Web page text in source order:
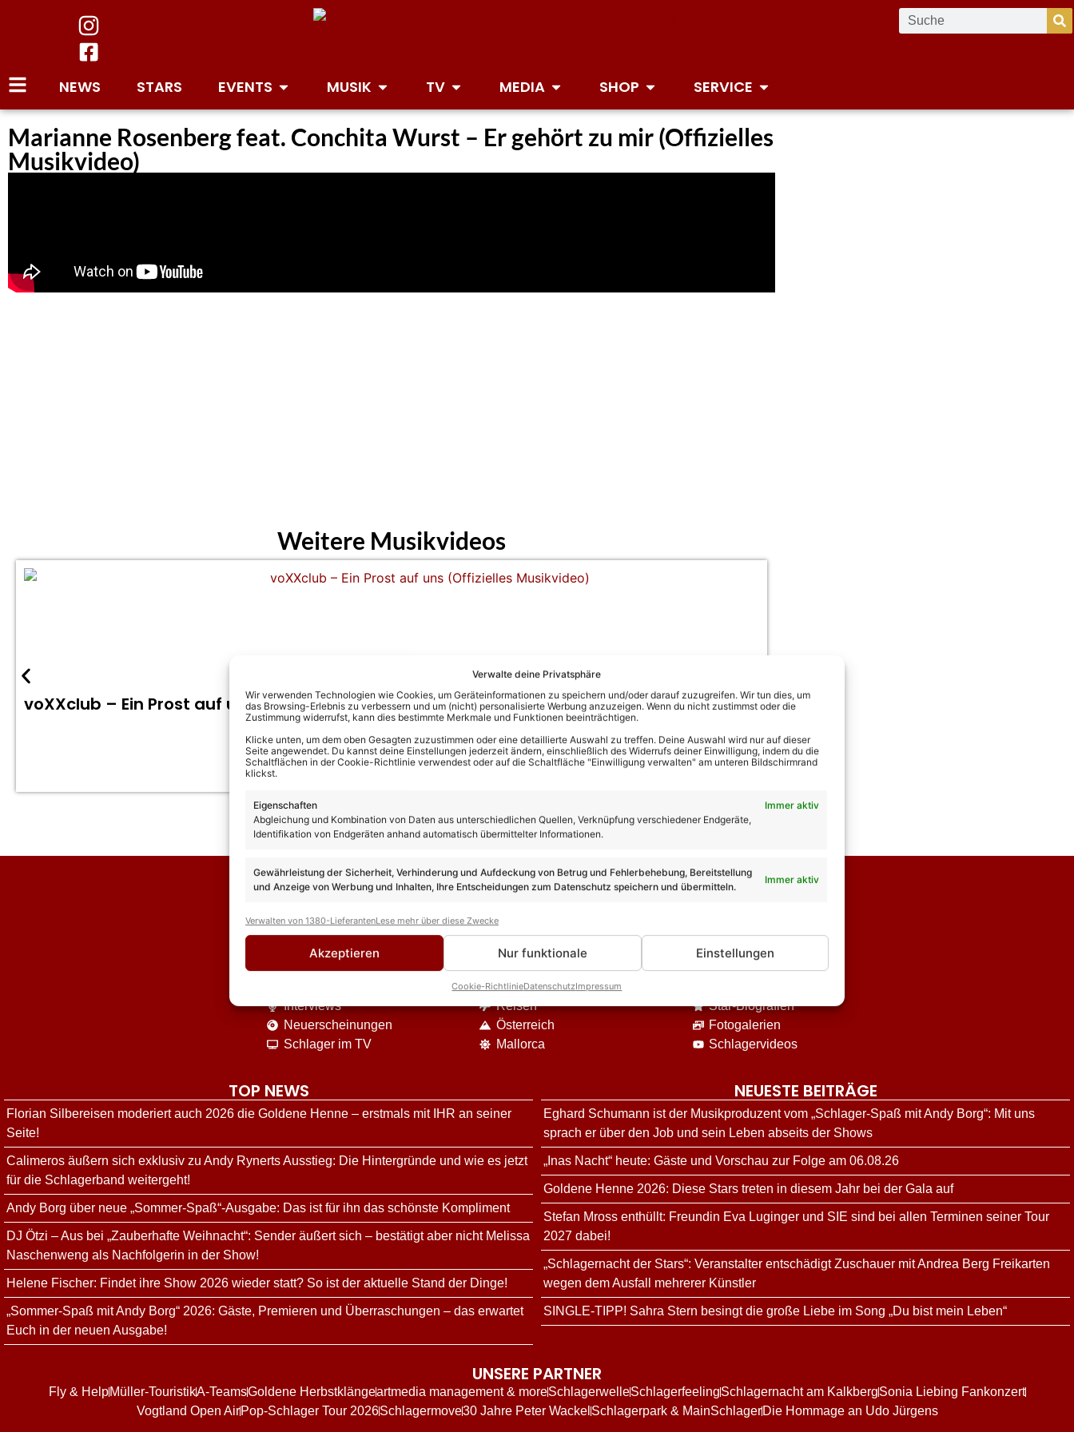
Verwalte deine Privatsphäre
Wir verwenden Technologien wie Cookies, um Geräteinformationen zu speichern und/oder darauf zuzugreifen. Wir tun dies, um
das Browsing-Erlebnis zu verbessern und um (nicht) personalisierte Werbung anzuzeigen. Wenn du nicht zustimmst oder die
Zustimmung widerrufst, kann dies bestimmte Merkmale und Funktionen beeinträchtigen.
Klicke unten, um dem oben Gesagten zuzustimmen oder eine detaillierte Auswahl zu treffen. Deine Auswahl wird nur auf dieser
Seite angewendet. Du kannst deine Einstellungen jederzeit ändern, einschließlich des Widerrufs deiner Einwilligung, indem du die
Schaltflächen in der Cookie-Richtlinie verwendest oder auf die Schaltfläche "Einwilligung verwalten" am unteren Bildschirmrand
klickst.
Eigenschaften
Immer aktiv
Abgleichung und Kombination von Daten aus unterschiedlichen Quellen, Verknüpfung verschiedener Endgeräte,
Identifikation von Endgeräten anhand automatisch übermittelter Informationen.
Gewährleistung der Sicherheit, Verhinderung und Aufdeckung von Betrug und Fehlerbehebung, Bereitstellung
und Anzeige von Werbung und Inhalten, Ihre Entscheidungen zum Datenschutz speichern und übermitteln.
Immer aktiv
Verwalten von 1380-LieferantenLese mehr über diese Zwecke
Akzeptieren Nur funktionale Einstellungen
Cookie-RichtlinieDatenschutzImpressum
NEWS STARS EVENTS MUSIK TV MEDIA SHOP SERVICE
Marianne Rosenberg feat. Conchita Wurst – Er gehört zu mir (Offizielles
Musikvideo)
Weitere Musikvideos
voXXclub – Ein Prost auf uns (Offizielles Musikvideo) Julian Sommer, Frenzy & Calvin
DIE VIELFALT UNSERES ANGEBOTES
Interviews
Neuerscheinungen
Schlager im TV
Event-Berichte
Reisen
Österreich
Mallorca
Star-Biografien
Fotogalerien
Schlagervideos
TOP NEWS
Florian Silbereisen moderiert auch 2026 die Goldene Henne – erstmals mit IHR an seiner
Seite!
Calimeros äußern sich exklusiv zu Andy Rynerts Ausstieg: Die Hintergründe und wie es jetzt
für die Schlagerband weitergeht!
Andy Borg über neue „Sommer-Spaß“-Ausgabe: Das ist für ihn das schönste Kompliment
DJ Ötzi – Aus bei „Zauberhafte Weihnacht“: Sender äußert sich – bestätigt aber nicht Melissa
Naschenweng als Nachfolgerin in der Show!
Helene Fischer: Findet ihre Show 2026 wieder statt? So ist der aktuelle Stand der Dinge!
„Sommer-Spaß mit Andy Borg“ 2026: Gäste, Premieren und Überraschungen – das erwartet
Euch in der neuen Ausgabe!
NEUESTE BEITRÄGE
Eghard Schumann ist der Musikproduzent vom „Schlager-Spaß mit Andy Borg“: Mit uns
sprach er über den Job und sein Leben abseits der Shows
„Inas Nacht“ heute: Gäste und Vorschau zur Folge am 06.08.26
Goldene Henne 2026: Diese Stars treten in diesem Jahr bei der Gala auf
Stefan Mross enthüllt: Freundin Eva Luginger und SIE sind bei allen Terminen seiner Tour
2027 dabei!
„Schlagernacht der Stars“: Veranstalter entschädigt Zuschauer mit Andrea Berg Freikarten
wegen dem Ausfall mehrerer Künstler
SINGLE-TIPP! Sahra Stern besingt die große Liebe im Song „Du bist mein Leben“
UNSERE PARTNER
Fly & HelpMüller-TouristikA-TeamsGoldene Herbstklängeartmedia management & moreSchlagerwelleSchlagerfeelingSchlagernacht am KalkbergSonia Liebing Fankonzert
Vogtland Open AirPop-Schlager Tour 2026Schlagermove30 Jahre Peter Wackel Schlagerpark & MainSchlagerDie Hommage an Udo Jürgens